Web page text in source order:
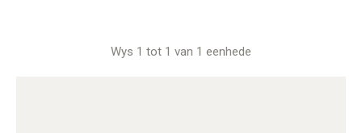
Wys 1 tot 1 van 1 eenhede